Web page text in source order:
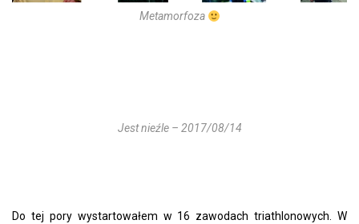
Metamorfoza
Jest nieźle – 2017/08/14
Do tej pory wystartowałem w 16 zawodach triathlonowych. W